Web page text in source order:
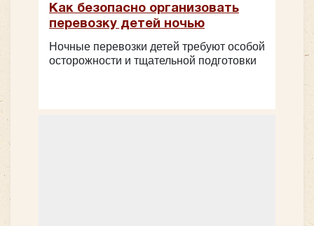
Как безопасно организовать
перевозку детей ночью
Ночные перевозки детей требуют особой
осторожности и тщательной подготовки